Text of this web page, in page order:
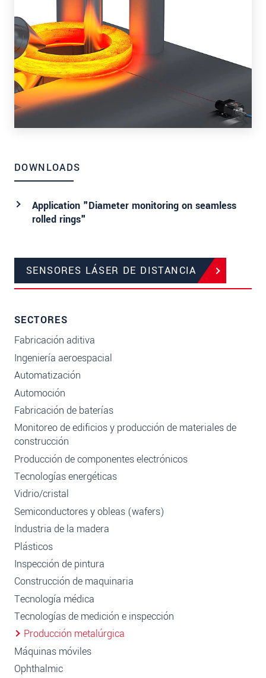
DOWNLOADS
Application "Diameter monitoring on seamless
rolled rings"
SENSORES LÁSER DE DISTANCIA
SECTORES
Fabricación aditiva
Ingeniería aeroespacial
Automatización
Automoción
Fabricación de baterías
Monitoreo de edificios y producción de materiales de
construcción
Producción de componentes electrónicos
Tecnologías energéticas
Vidrio/cristal
Semiconductores y obleas (wafers)
Industria de la madera
Plásticos
Inspección de pintura
Construcción de maquinaria
Tecnología médica
Tecnologías de medición e inspección
Producción metalúrgica
Máquinas móviles
Ophthalmic